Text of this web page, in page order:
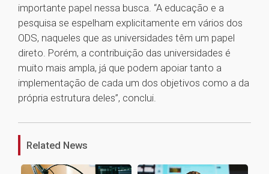
importante papel nessa busca. “A educação e a
pesquisa se espelham explicitamente em vários dos
ODS, naqueles que as universidades têm um papel
direto. Porém, a contribuição das universidades é
muito mais ampla, já que podem apoiar tanto a
implementação de cada um dos objetivos como a da
própria estrutura deles”, conclui.
1
Related News